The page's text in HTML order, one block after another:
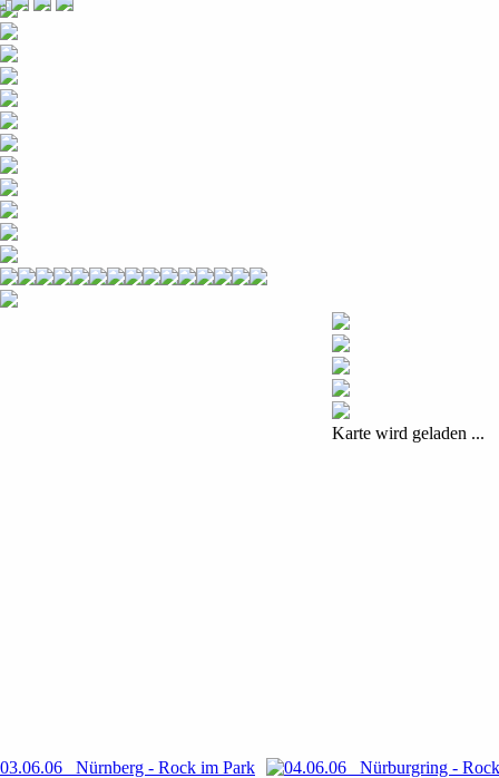
Karte wird geladen ...
03.06.06 Nürnberg - Rock im Park 04.06.06 Nürburgring -